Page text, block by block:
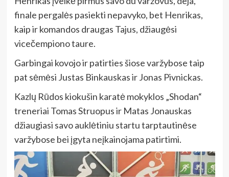
finale pergalės pasiekti nepavyko, bet Henrikas,
kaip ir komandos draugas Tajus, džiaugėsi
vicečempiono taure.
Garbingai kovojo ir patirties šiose varžybose taip
pat sėmėsi Justas Binkauskas ir Jonas Pivnickas.
Kazlų Rūdos kiokušin karatė mokyklos „Shodan“
treneriai Tomas Struopus ir Matas Jonauskas
džiaugiasi savo auklėtiniu startu tarptautinėse
varžybose bei įgyta neįkainojama patirtimi.